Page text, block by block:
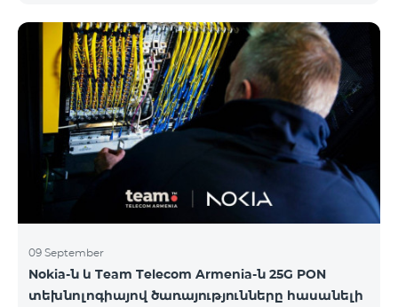
09 September
Nokia-ն և Team Telecom Armenia-ն 25G PON
տեխնոլոգիայով ծառայությունները հասանելի